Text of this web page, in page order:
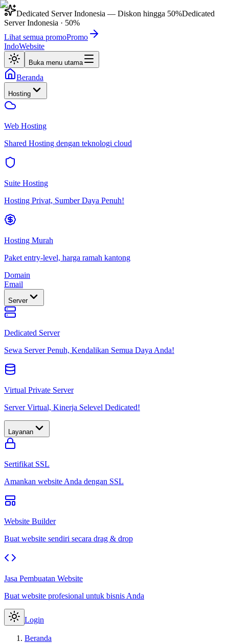
Dedicated Server Indonesia — Diskon hingga 50%Dedicated
Server Indonesia · 50%
Lihat semua promoPromo
IndoWebsite
Buka menu utama
Beranda
Hosting
Web Hosting
Shared Hosting dengan teknologi cloud
Suite Hosting
Hosting Privat, Sumber Daya Penuh!
Hosting Murah
Paket entry-level, harga ramah kantong
Domain
Email
Server
Dedicated Server
Sewa Server Penuh, Kendalikan Semua Daya Anda!
Virtual Private Server
Server Virtual, Kinerja Selevel Dedicated!
Layanan
Sertifikat SSL
Amankan website Anda dengan SSL
Website Builder
Buat website sendiri secara drag & drop
Jasa Pembuatan Website
Buat website profesional untuk bisnis Anda
Login
Beranda